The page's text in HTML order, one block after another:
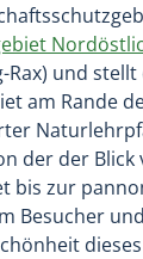
Rax) und
am Rande
der der Blick
bis zur
Besucher